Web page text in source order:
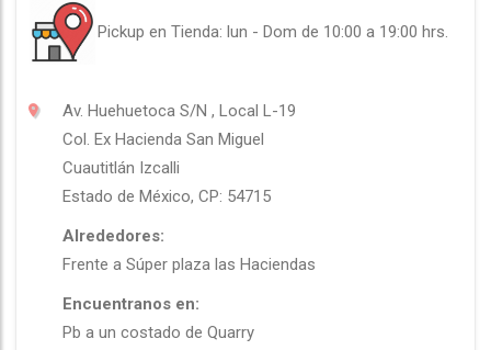
Pickup en Tienda: lun - Dom de 10:00 a 19:00 hrs.
Av. Huehuetoca S/N , Local L-19
Col. Ex Hacienda San Miguel
Cuautitlán Izcalli
Estado de México, CP: 54715
Alrededores:
Frente a Súper plaza las Haciendas
Encuentranos en:
Pb a un costado de Quarry